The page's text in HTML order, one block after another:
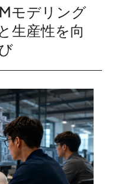
モデリング
生産性を向